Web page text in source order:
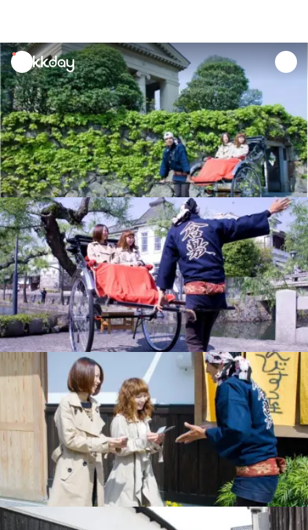
unread
notifications